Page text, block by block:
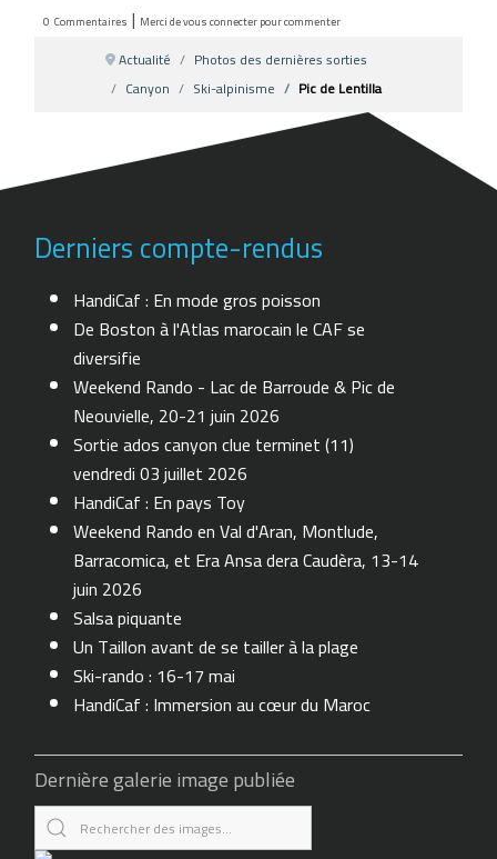
0 Commentaires | Merci de vous connecter pour commenter
Actualité
Photos des dernières sorties
Canyon
Ski-alpinisme Pic de Lentilla
Derniers compte-rendus
HandiCaf : En mode gros poisson
De Boston à l'Atlas marocain le CAF se
diversifie
Weekend Rando - Lac de Barroude & Pic de
Neouvielle, 20-21 juin 2026
Sortie ados canyon clue terminet (11)
vendredi 03 juillet 2026
HandiCaf : En pays Toy
Weekend Rando en Val d'Aran, Montlude,
Barracomica, et Era Ansa dera Caudèra, 13-14
juin 2026
Salsa piquante
Un Taillon avant de se tailler à la plage
Ski-rando : 16-17 mai
HandiCaf : Immersion au cœur du Maroc
Dernière galerie image publiée